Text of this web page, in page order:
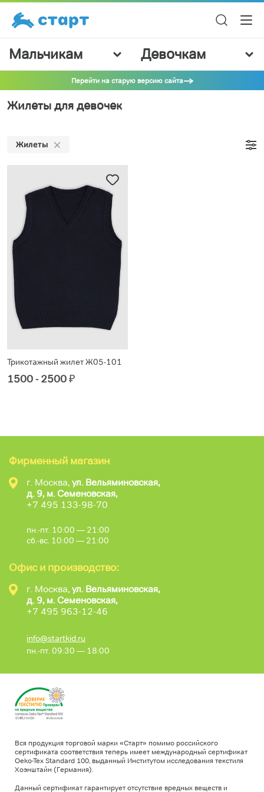
Мальчикам Девочкам
Перейти на старую версию сайта
Жилеты для девочек
Жилеты
Трикотажный жилет Ж05-101
1500 - 2500₽
Фирменный магазин
г. Москва, ул. Вельяминовская,
д. 9, м. Семеновская,
+7 495 133-98-70
пн.-пт. 10:00 — 21:00
сб.-вс. 10:00 — 21:00
Офис и производство:
г. Москва, ул. Вельяминовская,
д. 9, м. Семеновская,
+7 495 963-12-46
info@startkid.ru
пн.-пт. 09:30 — 18:00
Вся продукция торговой марки «Старт» помимо российского
сертификата соответствия теперь имеет международный сертификат
Oeko-Tex Standard 100, выданный Институтом исследования текстиля
Хоэнштайн (Германия).
Данный сертификат гарантирует отсутствие вредных веществ и